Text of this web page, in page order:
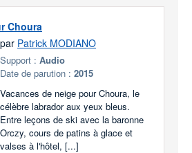
Choura
par Patrick MODIANO
Support : Audio
Date de parution : 2015
Vacances de neige pour Choura, le
célèbre labrador aux yeux bleus.
Entre leçons de ski avec la baronne
Orczy, cours de patins à glace et
valses à l'hôtel, [...]